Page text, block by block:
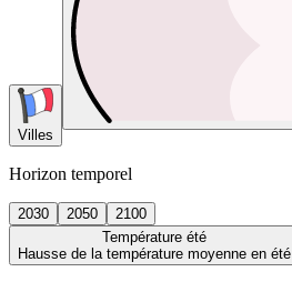
Villes
Horizon temporel
2030 2050
2100
Température été
Hausse de la température moyenne en été